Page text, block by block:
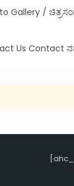
Gallery /
Us Contact